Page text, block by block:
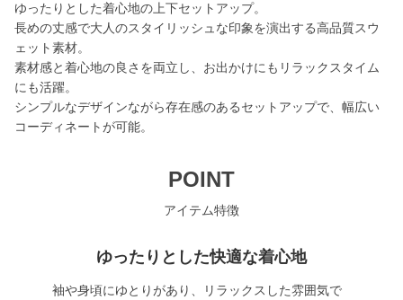
ゆったりとした着心地の上下セットアップ。
長めの丈感で大人のスタイリッシュな印象を演出する高品質スウ
ェット素材。
素材感と着心地の良さを両立し、お出かけにもリラックスタイム
にも活躍。
シンプルなデザインながら存在感のあるセットアップで、幅広い
コーディネートが可能。
POINT
アイテム特徴
ゆったりとした快適な着心地
袖や身頃にゆとりがあり、リラックスした雰囲気で